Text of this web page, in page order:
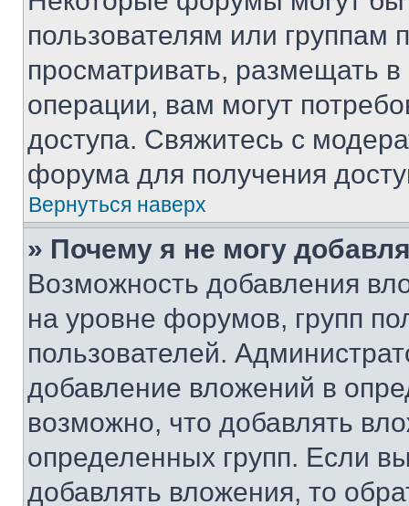
пользователям или группам
просматривать, размещать
операции, вам могут
доступа. Свяжитесь с
форума для получения
Вернуться наверх
» Почему я не могу
Возможность добавления
на уровне форумов, групп
пользователей.
добавление вложений в
возможно, что добавлять
определенных групп. Если
добавлять вложения, то